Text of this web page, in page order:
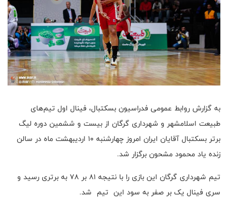
به گزارش روابط عمومی فدراسیون بسکتبال، فینال اول تیم‌های
طبیعت اسلامشهر و شهرداری گرگان از بیست و ششمین دوره لیگ
برتر بسکتبال آقایان ایران امروز چهارشنبه ۱۰ اردیبهشت ماه در سالن
زنده یاد محمود مشحون برگزار شد.
تیم شهرداری گرگان این بازی را با نتیجه ۸۱ بر ۷۸ به برتری رسید و
سری فینال یک بر صفر به سود این تیم شد.